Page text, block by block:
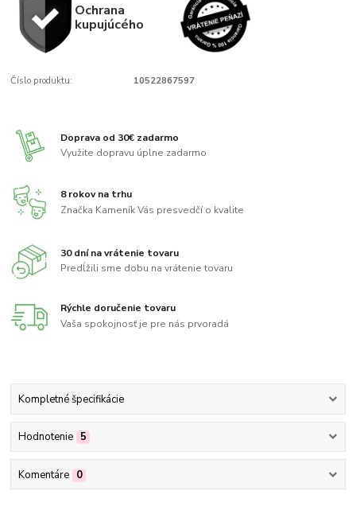
Ochrana
kupujúcého
Číslo produktu: 10522867597
Doprava od 30€ zadarmo
Využite dopravu úplne zadarmo
8 rokov na trhu
Značka Kameník Vás presvedčí o kvalite
30 dní na vrátenie tovaru
Predĺžili sme dobu na vrátenie tovaru
Rýchle doručenie tovaru
Vaša spokojnosť je pre nás prvoradá
Kompletné špecifikácie
Hodnotenie 5
Komentáre 0